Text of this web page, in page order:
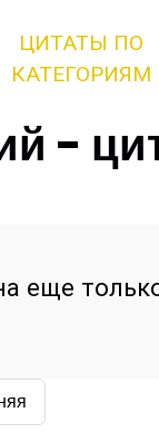
ЦИТАТЫ ПО
КАТЕГОРИЯМ
-
еще